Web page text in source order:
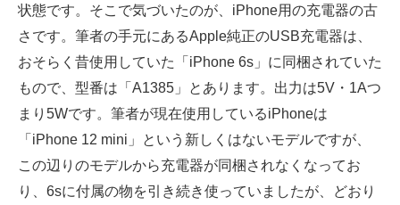
状態です。そこで気づいたのが、iPhone用の充電器の古
さです。筆者の手元にあるApple純正のUSB充電器は、
おそらく昔使用していた「iPhone 6s」に同梱されていた
もので、型番は「A1385」とあります。出力は5V・1Aつ
まり5Wです。筆者が現在使用しているiPhoneは
「iPhone 12 mini」という新しくはないモデルですが、
この辺りのモデルから充電器が同梱されなくなってお
り、6sに付属の物を引き続き使っていましたが、どおり